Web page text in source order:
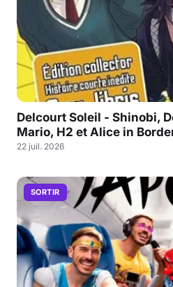
Delcourt Soleil - Shinobi,
Mario, H2 et Alice in
22 juil. 2026
SORTIR